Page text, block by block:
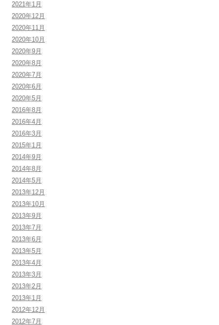
2021年1月
2020年12月
2020年11月
2020年10月
2020年9月
2020年8月
2020年7月
2020年6月
2020年5月
2016年8月
2016年4月
2016年3月
2015年1月
2014年9月
2014年8月
2014年5月
2013年12月
2013年10月
2013年9月
2013年7月
2013年6月
2013年5月
2013年4月
2013年3月
2013年2月
2013年1月
2012年12月
2012年7月